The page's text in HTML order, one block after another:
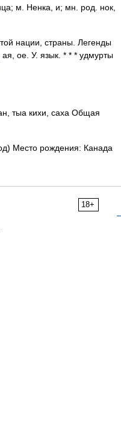
м. Ненка, и; мн. род. нок,
нации, страны. Легенды
ое. У. язык. * * * удмурты
тыа кихи, саха Общая
Место рождения: Канада
18+